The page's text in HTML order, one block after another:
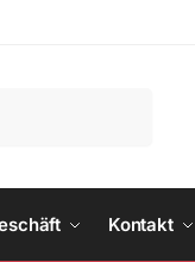
Kontakt